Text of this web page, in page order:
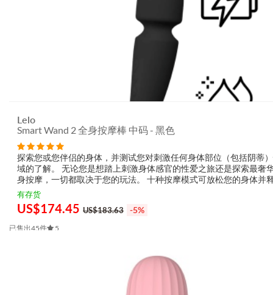
Lelo
Smart Wand 2 全身按摩棒 中码 - 黑色
探索您或您伴侣的身体，并测试您对刺激任何身体部位（包括阴蒂
域的了解。 无论您是想踏上刺激身体感官的性爱之旅还是探索最奢
身按摩，一切都取决于您的玩法。 十种按摩模式可放松您的身体并
心累积的压力，同时卓越的稳定手柄可为你提供数小时无与伦比的
光。 更持久的充电、手感适中的中型尺寸...
有存货
US$174.45 US$183.63 -5%
已售出45件 5